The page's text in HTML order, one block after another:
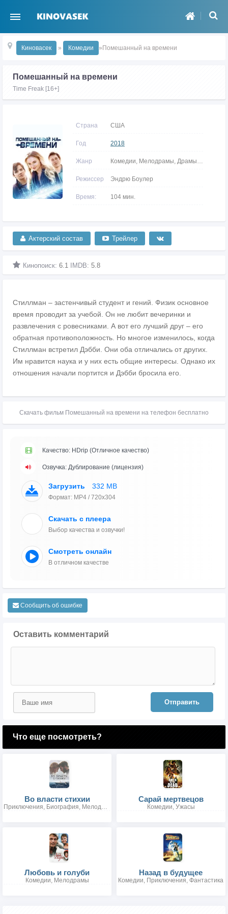
Киновасек » Комедии »Помешанный на времени
Помешанный на времени
Time Freak [16+]
Страна США
Год 2018
Жанр Комедии, Мелодрамы, Драмы, Фантастика
Режиссер Эндрю Боулер
Время: 104 мин.
Актерский состав Трейлер
Кинопоиск: 6.1 IMDB: 5.8
Стиллман – застенчивый студент и гений. Физик основное
время проводит за учебой. Он не любит вечеринки и
развлечения с ровесниками. А вот его лучший друг – его
обратная противоположность. Но многое изменилось, когда
Стиллман встретил Дэбби. Они оба отличались от других.
Им нравится наука и у них есть общие интересы. Однако их
отношения начали портится и Дэбби бросила его.
Скачать фильм Помешанный на времени на телефон бесплатно
Качество: HDrip (Отличное качество)
Озвучка: Дублирование (лицензия)
Загрузить 332 MB
Формат: MP4 / 720x304
Скачать с плеера
Выбор качества и озвучки!
Смотреть онлайн
В отличном качестве
Сообщить об ошибке
Оставить комментарий
Отправить
Что еще посмотреть?
Во власти стихии
Приключения, Биография, Мелодрамы, Драмы, Боевики, Триллеры
Сарай мертвецов
Комедии, Ужасы
Любовь и голуби
Комедии, Мелодрамы
Назад в будущее
Комедии, Приключения, Фантастика